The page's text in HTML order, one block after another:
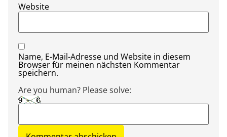
Website
Name, E-Mail-Adresse und Website in diesem
Browser für meinen nächsten Kommentar
speichern.
Are you human? Please solve: